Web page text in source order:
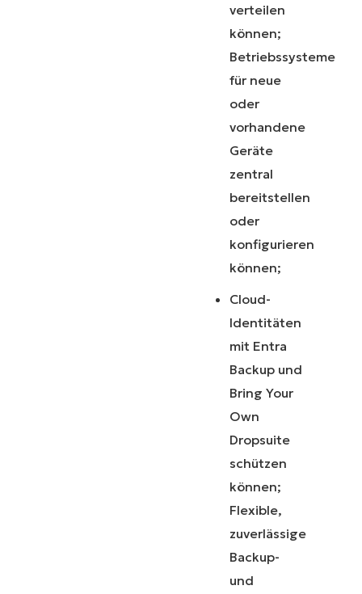
verteilen
können;
Betriebssysteme
für neue
oder
vorhandene
Geräte
zentral
bereitstellen
oder
konfigurieren
können;
Cloud-
Identitäten
mit Entra
Backup und
Bring Your
Own
Dropsuite
schützen
können;
Flexible,
zuverlässige
Backup-
und